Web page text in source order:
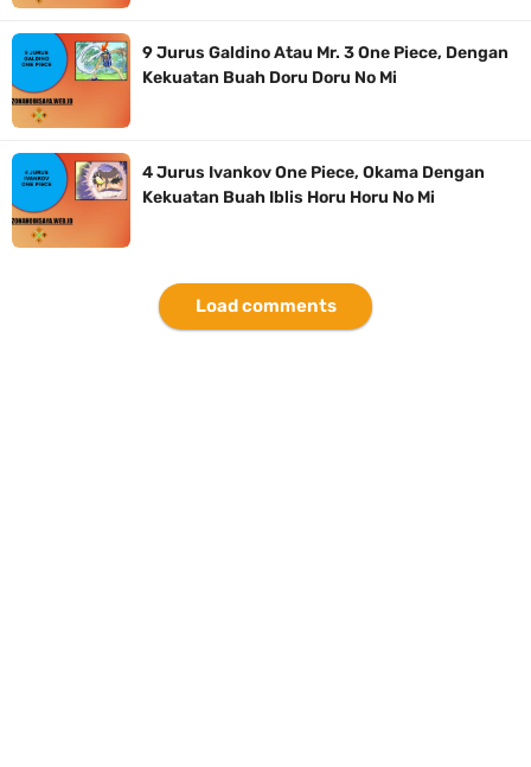
9 Jurus Galdino Atau Mr. 3 One Piece, Dengan
Kekuatan Buah Doru Doru No Mi
4 Jurus Ivankov One Piece, Okama Dengan
Kekuatan Buah Iblis Horu Horu No Mi
Load comments